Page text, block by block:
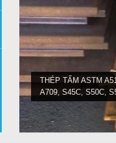
THÉP TẤM ASTM
A709, S45C, S50C,